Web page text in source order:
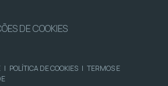
DE COOKIES
| POLÍTICA DE COOKIES | TERMOS E